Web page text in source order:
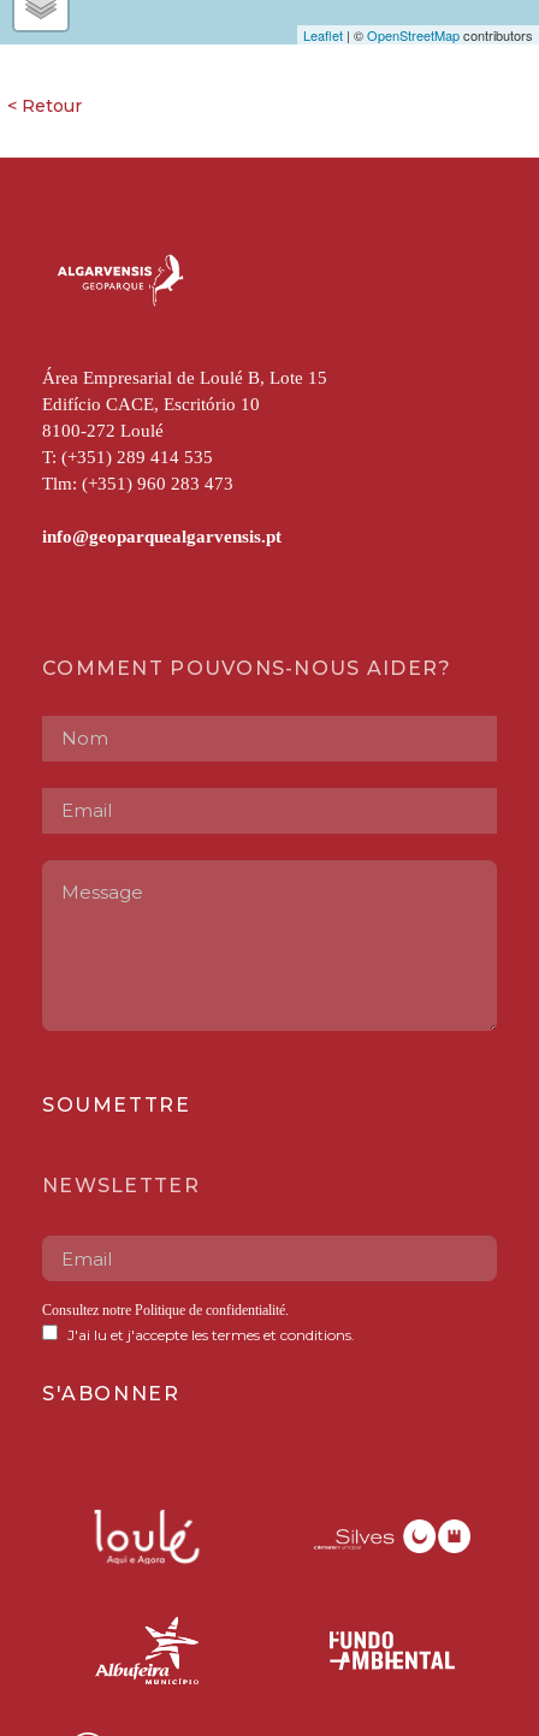
Leaflet | ©OpenStreetMapcontributors
Área Empresarial de Loulé B, Lote 15
Edifício CACE, Escritório 10
8100-272 Loulé
T: (+351) 289 414 535
Tlm: (+351) 960 283 473
COMMENT POUVONS-NOUS AIDER?
SOUMETTRE
NEWSLETTER
Consultez notre Politique de confidentialité.
J'ai lu et j'accepte les termes et conditions.